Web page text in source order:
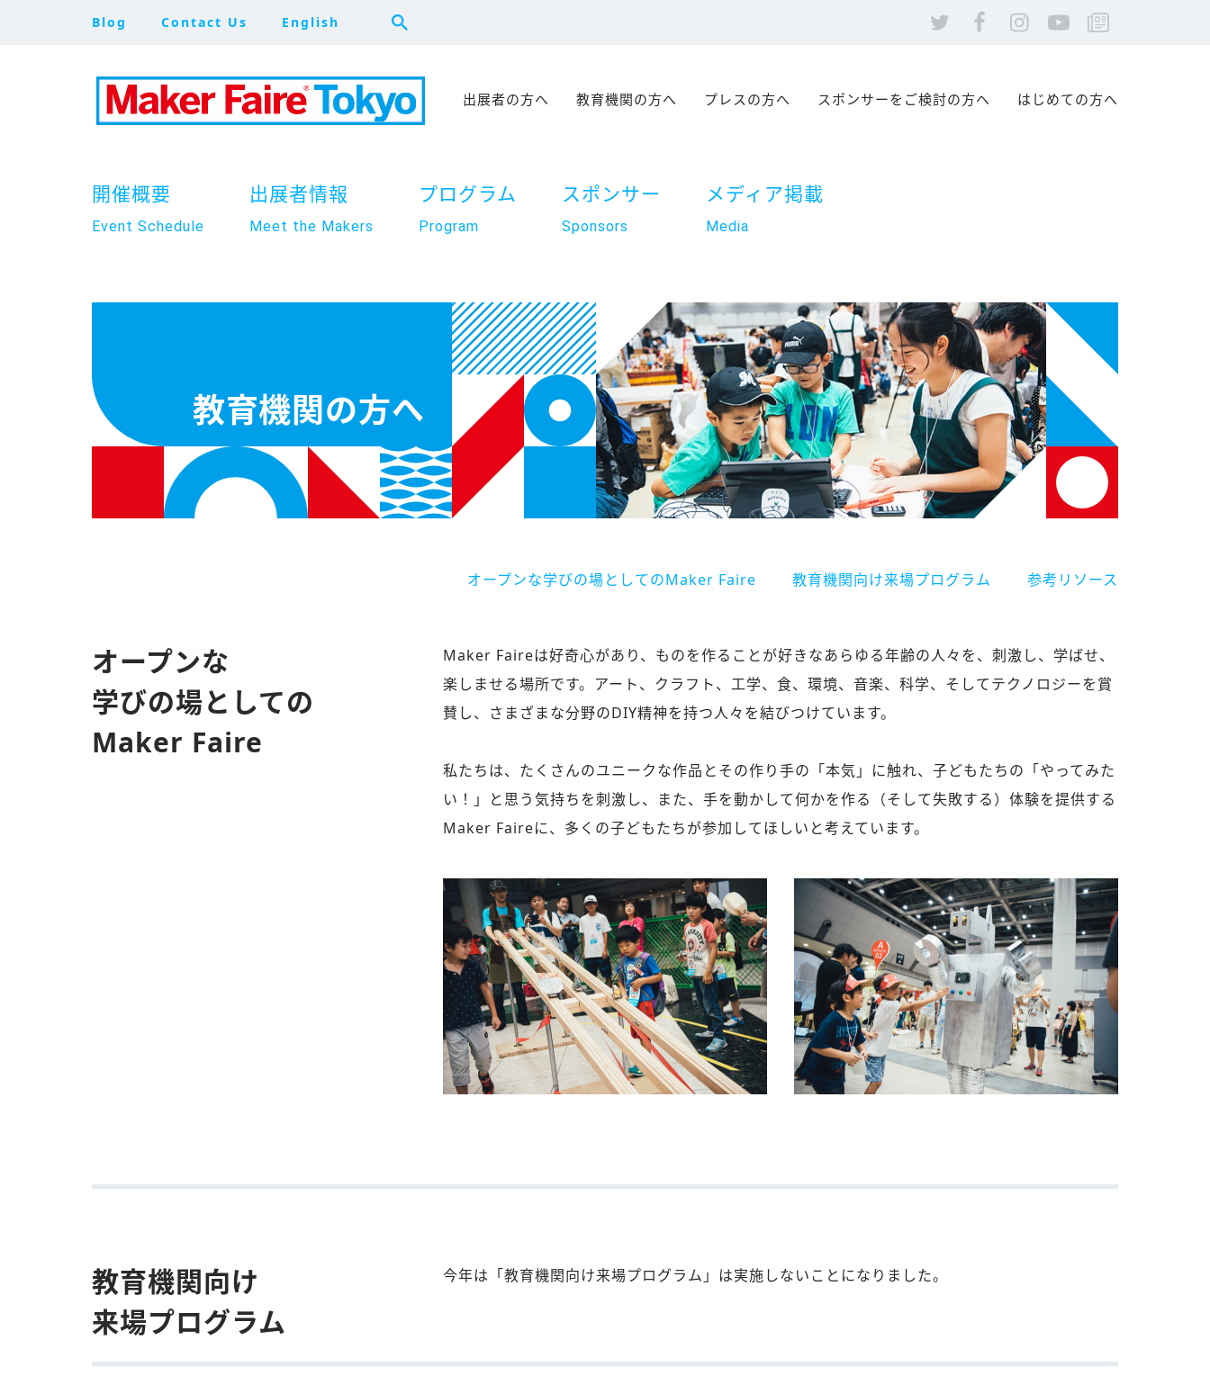
Blog Contact Us English
出展者の方へ 教育機関の方へ プレスの方へ スポンサーをご検討の方へ はじめての方へ
開催概要
Event Schedule
出展者情報
Meet the Makers
プログラム
Program
スポンサー
Sponsors
メディア掲載
Media
教育機関の方へ
オープンな学びの場としてのMaker Faire 教育機関向け来場プログラム 参考リソース
オープンな
学びの場としての
Maker Faire
Maker Faireは好奇心があり、ものを作ることが好きなあらゆる年齢の人々を、刺激し、学ばせ、
楽しませる場所です。アート、クラフト、工学、食、環境、音楽、科学、そしてテクノロジーを賞
賛し、さまざまな分野のDIY精神を持つ人々を結びつけています。
私たちは、たくさんのユニークな作品とその作り手の「本気」に触れ、子どもたちの「やってみた
い！」と思う気持ちを刺激し、また、手を動かして何かを作る（そして失敗する）体験を提供する
Maker Faireに、多くの子どもたちが参加してほしいと考えています。
教育機関向け
来場プログラム
今年は「教育機関向け来場プログラム」は実施しないことになりました。